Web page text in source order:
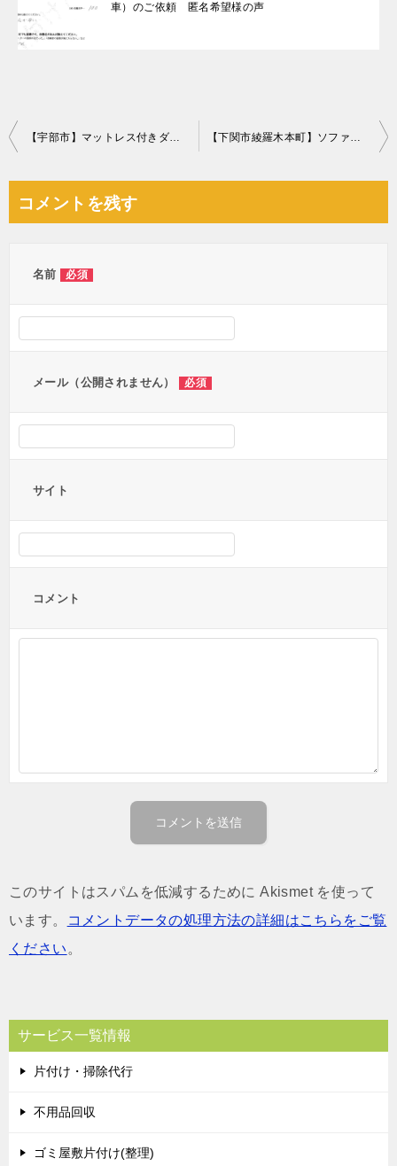
車）のご依頼 匿名希望様の声
投
ビ
【宇部市】マットレス付きダブルベッド、布団、冷蔵庫等の回収・処分 【下関市綾羅木本町】ソファー、布団等の回収・処分ご依頼
コメントを残す
名前 必須
メール（公開されません） 必須
サイト
コメント
このサイトはスパムを低減するために Akismet を使って
います。
コメントデータの処理方法の詳細はこちらをご覧
ください 。
サービス一覧情報
片付け・掃除代行
不用品回収
ゴミ屋敷片付け(整理)